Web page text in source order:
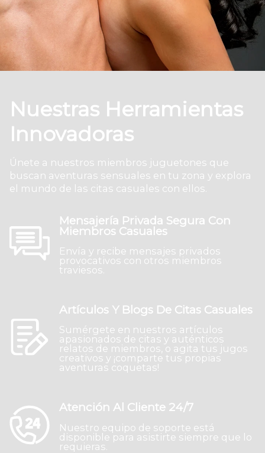
Nuestras Herramientas
Innovadoras
Únete a nuestros miembros juguetones que
buscan aventuras sensuales en tu zona y explora
el mundo de las citas casuales con ellos.
Mensajería Privada Segura Con
Miembros Casuales
Envía y recibe mensajes privados
provocativos con otros miembros
traviesos.
Artículos Y Blogs De Citas Casuales
Sumérgete en nuestros artículos
apasionados de citas y auténticos
relatos de miembros, o agita tus jugos
creativos y ¡comparte tus propias
aventuras coquetas!
Atención Al Cliente 24/7
Nuestro equipo de soporte está
disponible para asistirte siempre que lo
requieras.